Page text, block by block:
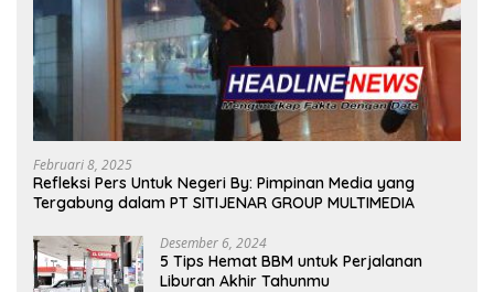
Februari 8, 2025
Refleksi Pers Untuk Negeri By: Pimpinan Media yang
Tergabung dalam PT SITIJENAR GROUP MULTIMEDIA
Desember 6, 2024
5 Tips Hemat BBM untuk Perjalanan
Liburan Akhir Tahunmu